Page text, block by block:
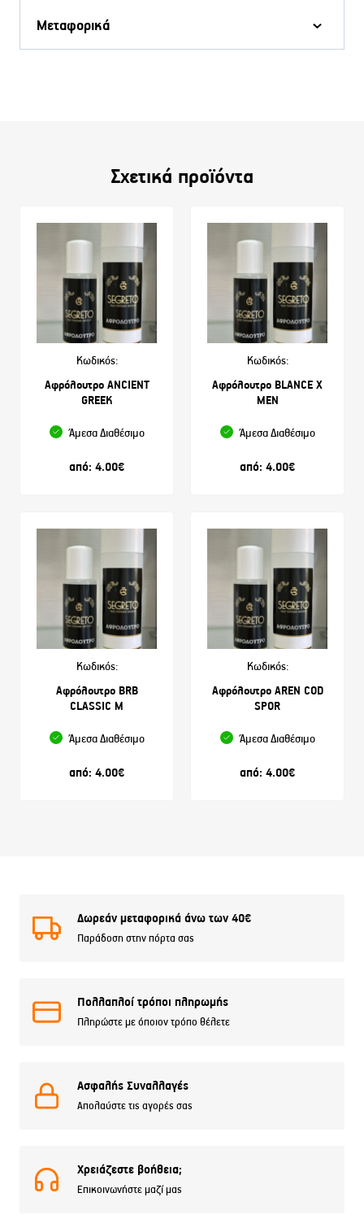
Μεταφορικά
Σχετικά προϊόντα
Κωδικός:
Αφρόλουτρο ANCIENT
GREEK
Άμεσα Διαθέσιμο
από: 4.00€
Κωδικός:
Αφρόλουτρο BLANCE X
MEN
Άμεσα Διαθέσιμο
από: 4.00€
Κωδικός:
Αφρόλουτρο BRB
CLASSIC M
Άμεσα Διαθέσιμο
από: 4.00€
Κωδικός:
Αφρόλουτρο AREN COD
SPOR
Άμεσα Διαθέσιμο
από: 4.00€
Δωρεάν μεταφορικά άνω των 40€
Παράδοση στην πόρτα σας
Πολλαπλοί τρόποι πληρωμής
Πληρώστε με όποιον τρόπο θέλετε
Ασφαλής Συναλλαγές
Απολαύστε τις αγορές σας
Χρειάζεστε βοήθεια;
Επικοινωνήστε μαζί μας